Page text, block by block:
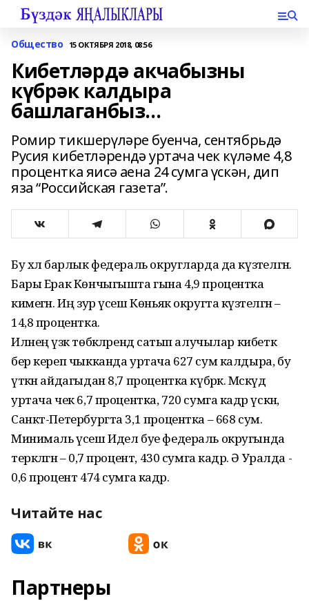
Общество 15 ОКТЯБРЯ 2018, 08:56
Кибетләрдә акчабызны
күбрәк калдыра
башлаганбыз...
Ромир тикшерүләре буенча, сентябрьдә
Русия кибетләрендә уртача чек күләме 4,8
процентка яисә аена 24 сумга үскән, дип
яза “Российская газета”.
Бу хәл барлык федераль округларда да күзәтелгән.
Бары Ерак Көнчыгышта гына 4,9 процентка
кимегән. Иң зур үсеш Көньяк округта күзәтелгән –
14,8 процентка.
Илнең үзәк төбәкләрендә сатып алучылар кибеткә
бер кереп чыкканда уртача 627 сум калдыра, бу
үткән айдагыдан 8,7 процентка күбрәк. Мәскәүдә
уртача чек 6,7 процентка, 720 сумга кадәр үскән, ә
Санкт-Петербургта 3,1 процентка – 668 сум.
Минималь үсеш Идел буе федераль округында
теркәлгән – 0,7 процент, 430 сумга кадәр. Ә Уралда -
0,6 процент 474 сумга кадәр.
Читайте нас
Партнеры